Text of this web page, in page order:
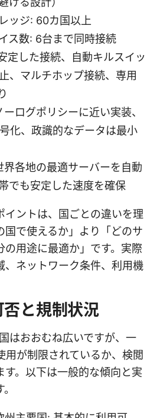
ッジ: 60カ国以上
ス数: 6台まで同時接続
定した接続、自動キルスイッ
、マルチホップ接続、専用
ログポリシーに近い実装、
化、政識的なデータは最小
界各地の最適サーバーを自動
でも安定した速度を確保
イントは、国ごとの違いを理
国で使えるか」より「どのサ
の用途に最適か」です。実際
、ネットワーク条件、利用機
否と規制状況
はおおむね広いですが、一
用が制限されているか、検閲
す。以下は一般的な傾向と実